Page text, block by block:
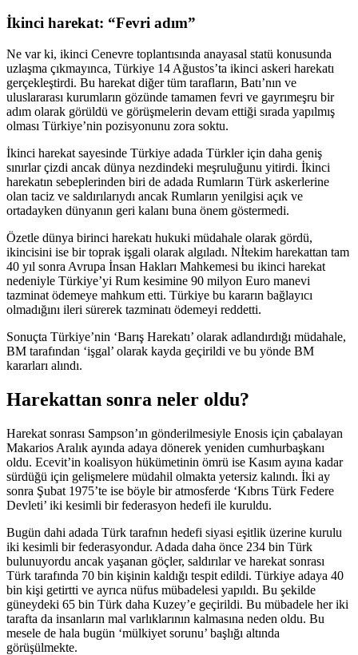
İkinci harekat: “Fevri adım”
Ne var ki, ikinci Cenevre toplantısında anayasal statü konusunda
uzlaşma çıkmayınca, Türkiye 14 Ağustos’ta ikinci askeri harekatı
gerçekleştirdi. Bu harekat diğer tüm tarafların, Batı’nın ve
uluslararası kurumların gözünde tamamen fevri ve gayrımeşru bir
adım olarak görüldü ve görüşmelerin devam ettiği sırada yapılmış
olması Türkiye’nin pozisyonunu zora soktu.
İkinci harekat sayesinde Türkiye adada Türkler için daha geniş
sınırlar çizdi ancak dünya nezdindeki meşruluğunu yitirdi. İkinci
harekatın sebeplerinden biri de adada Rumların Türk askerlerine
olan taciz ve saldırılarıydı ancak Rumların yenilgisi açık ve
ortadayken dünyanın geri kalanı buna önem göstermedi.
Özetle dünya birinci harekatı hukuki müdahale olarak gördü,
ikincisini ise bir toprak işgali olarak algıladı. Nİtekim harekattan tam
40 yıl sonra Avrupa İnsan Hakları Mahkemesi bu ikinci harekat
nedeniyle Türkiye’yi Rum kesimine 90 milyon Euro manevi
tazminat ödemeye mahkum etti. Türkiye bu kararın bağlayıcı
olmadığını ileri sürerek tazminatı ödemeyi reddetti.
Sonuçta Türkiye’nin ‘Barış Harekatı’ olarak adlandırdığı müdahale,
BM tarafından ‘işgal’ olarak kayda geçirildi ve bu yönde BM
kararları alındı.
Harekattan sonra neler oldu?
Harekat sonrası Sampson’ın gönderilmesiyle Enosis için çabalayan
Makarios Aralık ayında adaya dönerek yeniden cumhurbaşkanı
oldu. Ecevit’in koalisyon hükümetinin ömrü ise Kasım ayına kadar
sürdüğü için gelişmelere müdahil olmakta yetersiz kalındı. İki ay
sonra Şubat 1975’te ise böyle bir atmosferde ‘Kıbrıs Türk Federe
Devleti’ iki kesimli bir federasyon hedefi ile kuruldu.
Bugün dahi adada Türk tarafnın hedefi siyasi eşitlik üzerine kurulu
iki kesimli bir federasyondur. Adada daha önce 234 bin Türk
bulunuyordu ancak yaşanan göçler, saldırılar ve harekat sonrası
Türk tarafında 70 bin kişinin kaldığı tespit edildi. Türkiye adaya 40
bin kişi getirtti ve ayrıca nüfus mübadelesi yapıldı. Bu şekilde
güneydeki 65 bin Türk daha Kuzey’e geçirildi. Bu mübadele her iki
tarafta da insanların mal varlıklarının kalmasına neden oldu. Bu
mesele de hala bugün ‘mülkiyet sorunu’ başlığı altında
görüşülmekte.